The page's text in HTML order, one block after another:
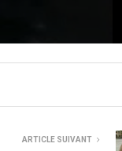
ARTICLE SUIVANT